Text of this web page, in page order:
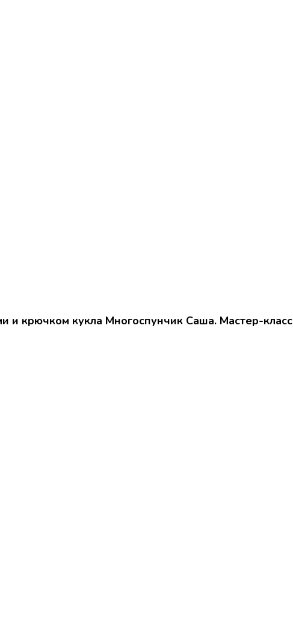
и крючком кукла Многоспунчик Саша. Мастер-класс